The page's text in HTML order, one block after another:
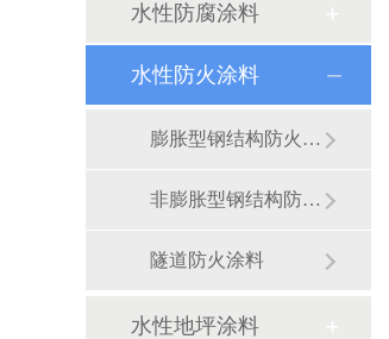
水性防腐涂料
水性防火涂料
膨胀型钢结构防火涂料
非膨胀型钢结构防火涂料
隧道防火涂料
水性地坪涂料